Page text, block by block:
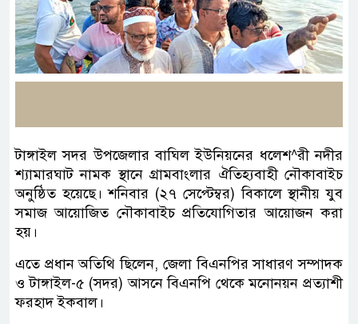
টাঙ্গাইল সদর উপজেলার বাঘিল ইউনিয়নের ধলেশ^রী নদীর
শ্যামারঘাট নামক স্থানে গ্রামবাংলার ঐতিহ্যবাহী নৌকাবাইচ
অনুষ্ঠিত হয়েছে। শনিবার (২৭ সেপ্টেম্বর) বিকালে স্থানীয় যুব
সমাজ আয়োজিত নৌকাবাইচ প্রতিযোগিতার আয়োজন করা
হয়।
এতে প্রধান অতিথি ছিলেন, জেলা বিএনপির সাধারণ সম্পাদক
ও টাঙ্গাইল-৫ (সদর) আসনে বিএনপি থেকে মনোনয়ন প্রত্যাশী
ফরহাদ ইকবাল।